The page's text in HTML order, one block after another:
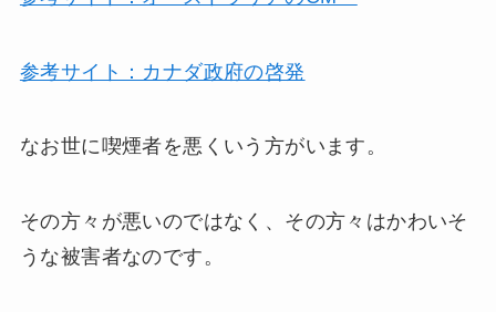
参考サイト：カナダ政府の啓発
なお世に喫煙者を悪くいう方がいます。
その方々が悪いのではなく、その方々はかわいそ
うな被害者なのです。